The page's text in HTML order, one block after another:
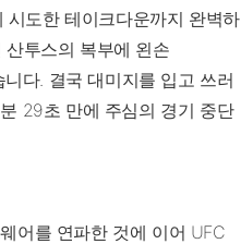
도한 테이크다운까지 완벽하
투스의 복부에 왼손
다. 결국 대미지를 입고 쓰러
29초 만에 주심의 경기 중단
어를 연파한 것에 이어 UFC